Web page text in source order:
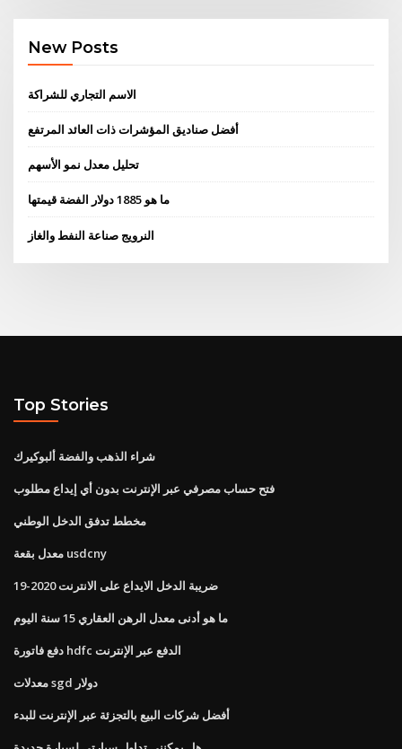
New Posts
الاسم التجاري للشراكة
أفضل صناديق المؤشرات ذات العائد المرتفع
تحليل معدل نمو الأسهم
ما هو 1885 دولار الفضة قيمتها
النرويج صناعة النفط والغاز
Top Stories
شراء الذهب والفضة ألبوكيرك
فتح حساب مصرفي عبر الإنترنت بدون أي إيداع مطلوب
مخطط تدفق الدخل الوطني
معدل بقعة usdcny
ضريبة الدخل الايداع على الانترنت 2020-19
ما هو أدنى معدل الرهن العقاري 15 سنة اليوم
دفع فاتورة hdfc الدفع عبر الإنترنت
معدلات sgd دولار
أفضل شركات البيع بالتجزئة عبر الإنترنت للبدء